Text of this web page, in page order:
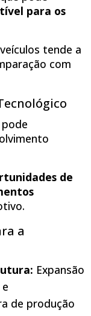
para os
tende a
com
de
a
Expansão
de produção